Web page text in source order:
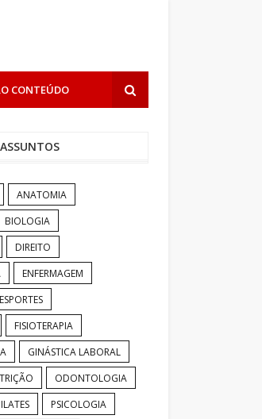
CONTEÚDO
ASSUNTOS
ANATOMIA
BIOLOGIA
DIREITO
ENFERMAGEM
ESPORTES
FISIOTERAPIA
GINÁSTICA LABORAL
ODONTOLOGIA
PSICOLOGIA